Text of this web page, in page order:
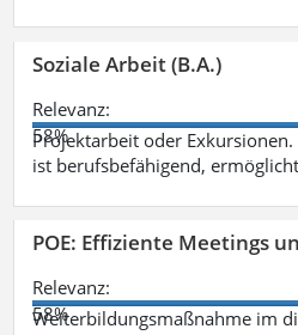
Soziale Arbeit (B.A.)
Relevanz:
58%
Projektarbeit oder
ist berufsbefähigend,
POE: Effiziente Meetings
Relevanz:
58%
Weiterbildungsmaßnahme im